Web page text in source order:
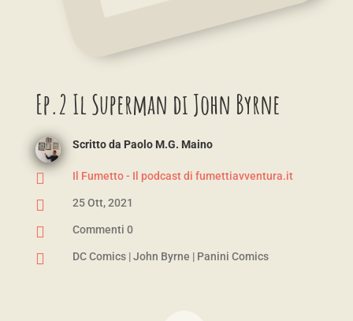
Ep.2 Il Superman di John Byrne
Scritto da Paolo M.G. Maino
 Il Fumetto - Il podcast di fumettiavventura.it
 25 Ott, 2021
 Commenti 0
 DC Comics|John Byrne | Panini Comics